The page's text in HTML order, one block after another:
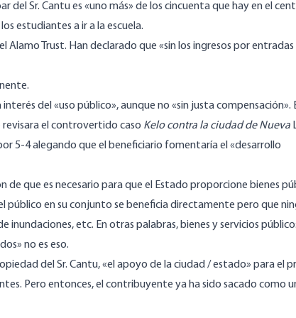
del Sr. Cantu es «uno más» de los cincuenta que hay en el
estudiantes a ir a la escuela.
Trust. Han declarado que «sin los ingresos por entradas
del «uso público», aunque no «sin justa compensación».
revisara el controvertido caso Kelo contra la ciudad de Nueva
5-4 alegando que el beneficiario fomentaría el «desarrollo
de que es necesario para que el Estado proporcione bienes
público en su conjunto se beneficia directamente pero que
etc. En otras palabras, bienes y servicios
no es eso.
del Sr. Cantu, «el apoyo de la ciudad / estado» para el
Pero entonces, el contribuyente ya ha sido sacado como